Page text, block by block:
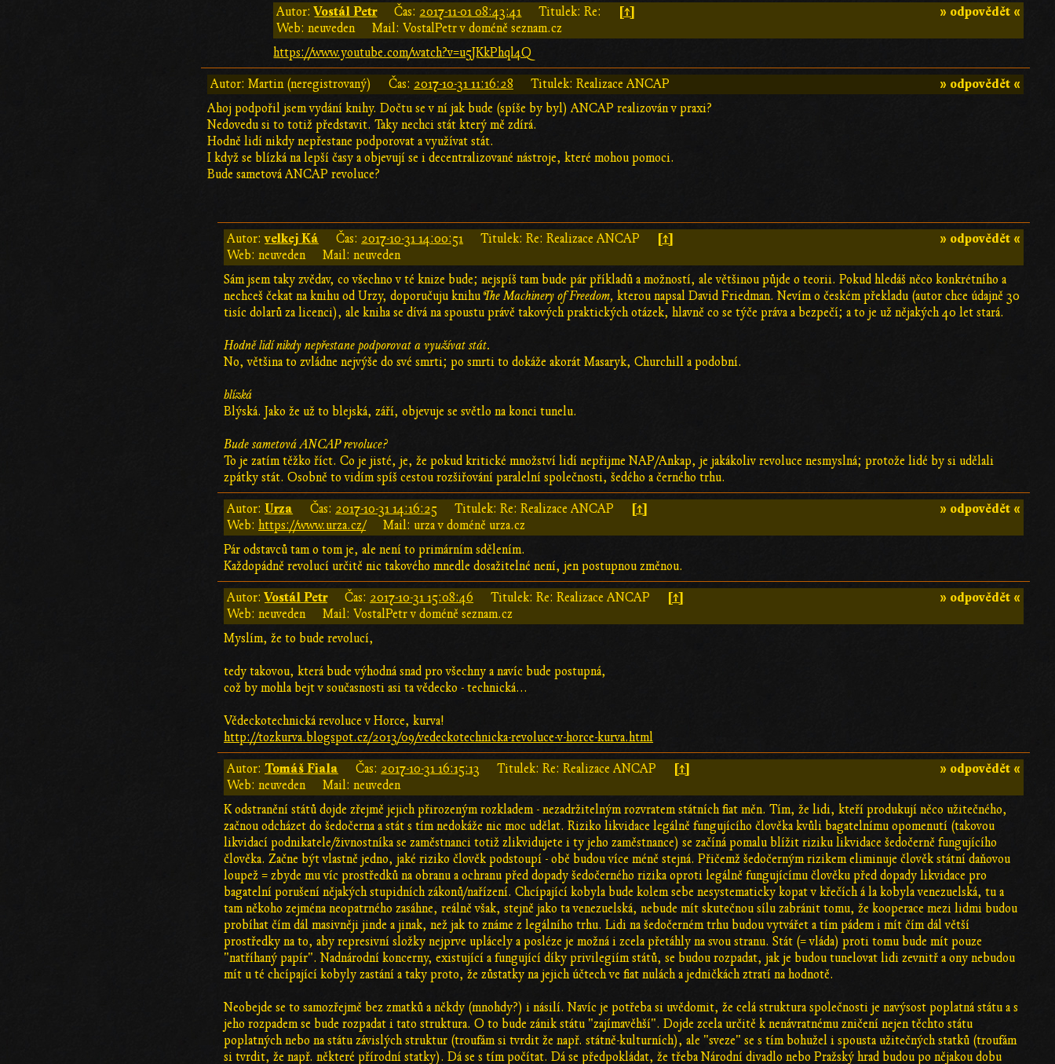
» odpovědět «
Autor:Vostál Petr Čas: 2017-11-01 08:43:41 Titulek: Re: [↑]
Web: neuveden
Mail: VostalPetr v doméně seznam.cz
https://www.youtube.com/watch?v=u5JKkPhql4Q
» odpovědět «
Autor: Martin (neregistrovaný) Čas: 2017-10-31 11:16:28
Titulek: Realizace ANCAP
Ahoj podpořil jsem vydání knihy. Dočtu se v ní jak bude (spíše by byl) ANCAP realizován v praxi?
Nedovedu si to totiž představit. Taky nechci stát který mě zdírá.
Hodně lidí nikdy nepřestane podporovat a využívat stát.
I když se blízká na lepší časy a objevují se i decentralizované nástroje, které mohou pomoci.
Bude sametová ANCAP revoluce?
» odpovědět «
Autor:velkej Ká Čas: 2017-10-31 14:00:51 Titulek: Re: Realizace ANCAP [↑]
Web: neuveden
Mail: neuveden
Sám jsem taky zvědav, co všechno v té knize bude; nejspíš tam bude pár příkladů a možností, ale většinou půjde o teorii. Pokud hledáš něco konkrétního a
nechceš čekat na knihu od Urzy, doporučuju knihuThe Machinery of Freedom, kterou napsal David Friedman. Nevím o českém překladu (autor chce údajně 30
tisíc dolarů za licenci), ale kniha se dívá na spoustu právě takových praktických otázek, hlavně co se týče práva a bezpečí; a to je už nějakých 40 let stará.
Hodně lidí nikdy nepřestane podporovat a využívat stát.
No, většina to zvládne nejvýše do své smrti; po smrti to dokáže akorát Masaryk, Churchill a podobní.
blízká
Blýská. Jako že už to blejská, září, objevuje se světlo na konci tunelu.
Bude sametová ANCAP revoluce?
To je zatím těžko říct. Co je jisté, je, že pokud kritické množství lidí nepřijme NAP/Ankap, je jakákoliv revoluce nesmyslná; protože lidé by si udělali
zpátky stát. Osobně to vidím spíš cestou rozšiřování paralelní společnosti, šedého a černého trhu.
» odpovědět «
Autor: Urza Čas: 2017-10-31 14:16:25 Titulek: Re: Realizace ANCAP [↑]
Web:https://www.urza.cz/
Mail: urza v doméně urza.cz
Pár odstavců tam o tom je, ale není to primárním sdělením.
Každopádně revolucí určitě nic takového mnedle dosažitelné není, jen postupnou změnou.
» odpovědět «
Autor:Vostál Petr Čas: 2017-10-31 15:08:46 Titulek: Re: Realizace ANCAP [↑]
Web: neuveden
Mail: VostalPetr v doméně seznam.cz
Myslím, že to bude revolucí,
tedy takovou, která bude výhodná snad pro všechny a navíc bude postupná,
což by mohla bejt v současnosti asi ta vědecko - technická...
Vědeckotechnická revoluce v Horce, kurva!
http://tozkurva.blogspot.cz/2013/09/vedeckotechnicka-revoluce-v-horce-kurva.html
» odpovědět «
Autor:Tomáš Fiala Čas: 2017-10-31 16:15:13 Titulek: Re: Realizace ANCAP [↑]
Web: neuveden
Mail: neuveden
K odstranění států dojde zřejmě jejich přirozeným rozkladem - nezadržitelným rozvratem státních fiat měn. Tím, že lidi, kteří produkují něco užitečného,
začnou odcházet do šedočerna a stát s tím nedokáže nic moc udělat. Riziko likvidace legálně fungujícího člověka kvůli bagatelnímu opomenutí (takovou
likvidací podnikatele/živnostníka se zaměstnanci totiž zlikvidujete i ty jeho zaměstnance) se začíná pomalu blížit riziku likvidace šedočerně fungujícího
člověka. Začne být vlastně jedno, jaké riziko člověk podstoupí - obě budou více méně stejná. Přičemž šedočerným rizikem eliminuje člověk státní daňovou
loupež = zbyde mu víc prostředků na obranu a ochranu před dopady šedočerného rizika oproti legálně fungujícímu člověku před dopady likvidace pro
bagatelní porušení nějakých stupidních zákonů/nařízení. Chcípající kobyla bude kolem sebe nesystematicky kopat v křečích á la kobyla venezuelská, tu a
tam někoho zejména neopatrného zasáhne, reálně však, stejně jako ta venezuelská, nebude mít skutečnou sílu zabránit tomu, že kooperace mezi lidmi budou
probíhat čím dál masivněji jinde a jinak, než jak to známe z legálního trhu. Lidi na šedočerném trhu budou vytvářet a tím pádem i mít čím dál větší
prostředky na to, aby represivní složky nejprve uplácely a posléze je možná i zcela přetáhly na svou stranu. Stát (= vláda) proti tomu bude mít pouze
"natříhaný papír". Nadnárodní koncerny, existující a fungující díky privilegiím států, se budou rozpadat, jak je budou tunelovat lidi zevnitř a ony nebudou
mít u té chcípající kobyly zastání a taky proto, že zůstatky na jejich účtech ve fiat nulách a jedničkách ztratí na hodnotě.
Neobejde se to samozřejmě bez zmatků a někdy (mnohdy?) i násilí. Navíc je potřeba si uvědomit, že celá struktura společnosti je navýsost poplatná státu a s
jeho rozpadem se bude rozpadat i tato struktura. O to bude zánik státu "zajímavěhší". Dojde zcela určitě k nenávratnému zničení nejen těchto státu
poplatných nebo na státu závislých struktur (troufám si tvrdit že např. státně-kulturních), ale "sveze" se s tím bohužel i spousta užitečných statků (troufám
si tvrdit, že např. některé přírodní statky). Dá se s tím počítat. Dá se předpokládat, že třeba Národní divadlo nebo Pražský hrad budou po nějakou dobu